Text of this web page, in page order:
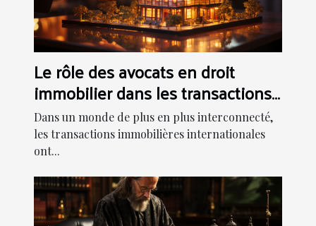
Le rôle des avocats en droit
immobilier dans les transactions
internationales
Dans un monde de plus en plus interconnecté,
les transactions immobilières internationales
ont...